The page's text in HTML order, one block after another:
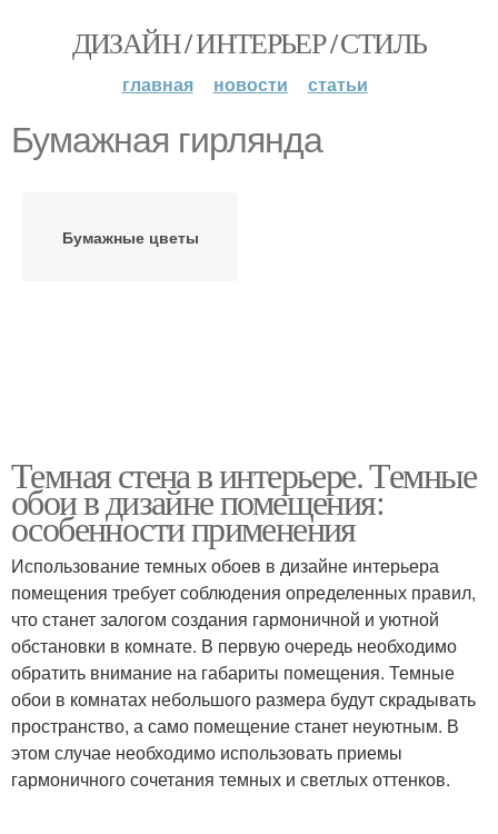
ДИЗАЙН / ИНТЕРЬЕР / СТИЛЬ
главная новости статьи
Бумажная гирлянда
Бумажные цветы
Темная стена в интерьере. Темные
обои в дизайне помещения:
особенности применения
Использование темных обоев в дизайне интерьера
помещения требует соблюдения определенных правил,
что станет залогом создания гармоничной и уютной
обстановки в комнате. В первую очередь необходимо
обратить внимание на габариты помещения. Темные
обои в комнатах небольшого размера будут скрадывать
пространство, а само помещение станет неуютным. В
этом случае необходимо использовать приемы
гармоничного сочетания темных и светлых оттенков.